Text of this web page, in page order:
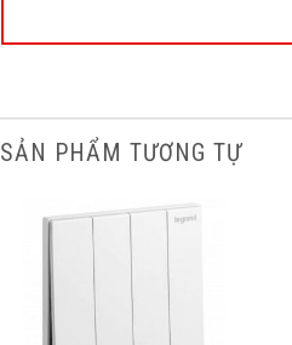
SẢN PHẨM TƯƠNG TỰ